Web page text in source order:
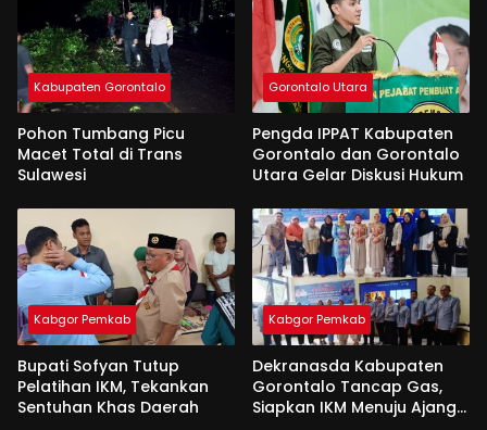
Kabupaten Gorontalo
Pohon Tumbang Picu
Macet Total di Trans
Sulawesi
Gorontalo Utara
Pengda IPPAT Kabupaten
Gorontalo dan Gorontalo
Utara Gelar Diskusi Hukum
Kabgor Pemkab
Bupati Sofyan Tutup
Pelatihan IKM, Tekankan
Sentuhan Khas Daerah
Kabgor Pemkab
Dekranasda Kabupaten
Gorontalo Tancap Gas,
Siapkan IKM Menuju Ajang